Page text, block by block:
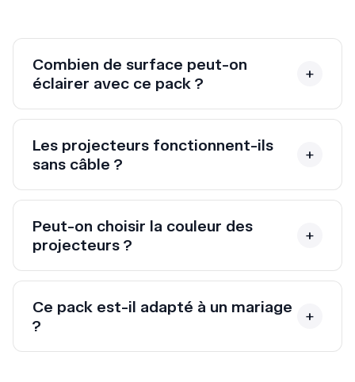
Combien de surface peut-on
éclairer avec ce pack ?
Les projecteurs fonctionnent-ils
sans câble ?
Peut-on choisir la couleur des
projecteurs ?
Ce pack est-il adapté à un mariage
?